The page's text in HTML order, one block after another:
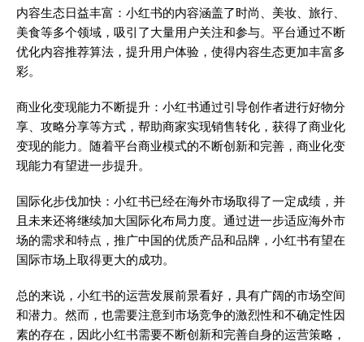
内容生态日益丰富：小红书的内容涵盖了时尚、美妆、旅行、
美食等多个领域，吸引了大量用户关注和参与。平台通过不断
优化内容推荐算法，提升用户体验，使得内容生态更加丰富多
彩。
商业化变现能力不断提升：小红书通过引导创作者进行好物分
享、攻略分享等方式，帮助商家实现销售转化，获得了商业化
变现的能力。随着平台商业模式的不断创新和完善，商业化变
现能力有望进一步提升。
国际化步伐加快：小红书已经在海外市场取得了一定成绩，并
且未来还将继续加大国际化布局力度。通过进一步适应海外市
场的需求和特点，推广中国的优质产品和品牌，小红书有望在
国际市场上取得更大的成功。
总的来说，小红书的运营发展前景看好，具有广阔的市场空间
和潜力。然而，也需要注意到市场竞争的激烈性和不确定性因
素的存在，因此小红书需要不断创新和完善自身的运营策略，